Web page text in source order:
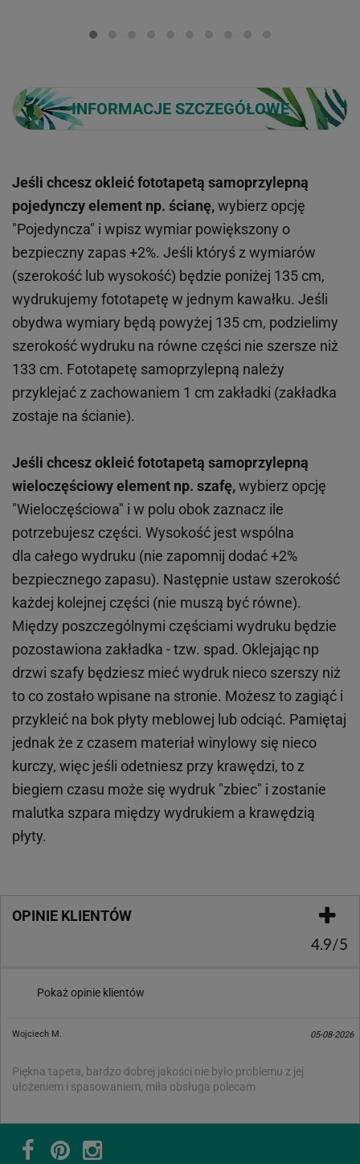
INFORMACJE SZCZEGÓŁOWE
Jeśli chcesz okleić fototapetą samoprzylepną
pojedynczy element np. ścianę,wybierz opcję
"Pojedyncza" i wpisz wymiar powiększony o
bezpieczny zapas +2%. Jeśli któryś z wymiarów
(szerokość lub wysokość) będzie poniżej 135 cm,
wydrukujemy fototapetę w jednym kawałku. Jeśli
obydwa wymiary będą powyżej 135 cm, podzielimy
szerokość wydruku na równe części nie szersze niż
133 cm. Fototapetę samoprzylepną należy
przyklejać z zachowaniem 1 cm zakładki (zakładka
zostaje na ścianie).
Jeśli chcesz okleić fototapetą samoprzylepną
wieloczęściowy element np. szafę,wybierz opcję
"Wieloczęściowa" i w polu obok zaznacz ile
potrzebujesz części. Wysokość jest wspólna
dla całego wydruku (nie zapomnij dodać +2%
bezpiecznego zapasu). Następnie ustaw szerokość
każdej kolejnej części (nie muszą być równe).
Między poszczególnymi częściami wydruku będzie
pozostawiona zakładka - tzw. spad. Oklejając np
drzwi szafy będziesz mieć wydruk nieco szerszy niż
to co zostało wpisane na stronie. Możesz to zagiąć i
przykleić na bok płyty meblowej lub odciąć. Pamiętaj
jednak że z czasem materiał winylowy się nieco
kurczy, więc jeśli odetniesz przy krawędzi, to z
biegiem czasu może się wydruk "zbiec" i zostanie
malutka szpara między wydrukiem a krawędzią
płyty.
OPINIE KLIENTÓW
4.9/5
Pokaż opinie klientów
Wojciech M. 05-08-2026
Piękna tapeta, bardzo dobrej jakości nie było problemu z jej
ułożeniem i spasowaniem, miła obsługa polecam